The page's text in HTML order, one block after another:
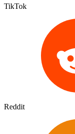
TikTok
Reddit